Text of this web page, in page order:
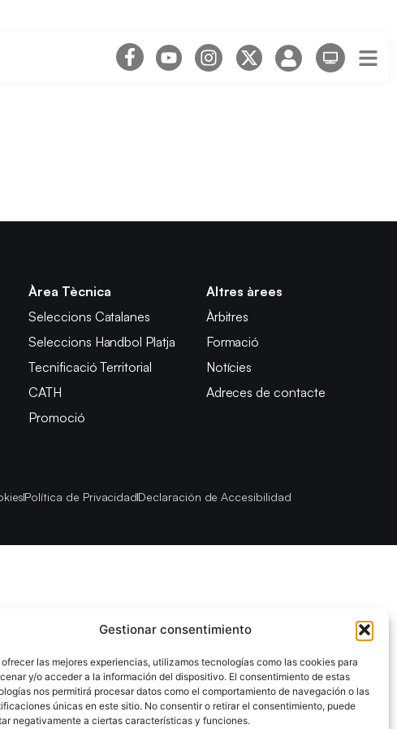
Gestionar consentimiento
ofrecer las mejores experiencias, utilizamos tecnologías como las cookies para
y/o acceder a la información del dispositivo. El consentimiento de estas
nos permitirá procesar datos como el comportamiento de navegación o las
únicas en este sitio. No consentir o retirar el consentimiento, puede
negativamente a ciertas características y funciones.
Àrea Tècnica
Seleccions Catalanes
Seleccions Handbol Platja
Tecnificació Territorial
CATH
Promoció
Altres àrees
Àrbitres
Formació
Notícies
Adreces de contacte
Política de PrivacidadDeclaración de Accesibilidad